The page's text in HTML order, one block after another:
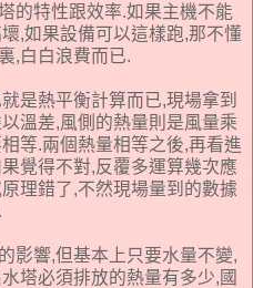
的特性跟效率.如果主機不能
,如果設備可以這樣跑,那不懂
,白白浪費而已.
是熱平衡計算而已,現場拿到
溫差,風側的熱量則是風量乘
等.兩個熱量相等之後,再看進
覺得不對,反覆多運算幾次應
理錯了,不然現場量到的數據
影響,但基本上只要水量不變,
塔必須排放的熱量有多少,國